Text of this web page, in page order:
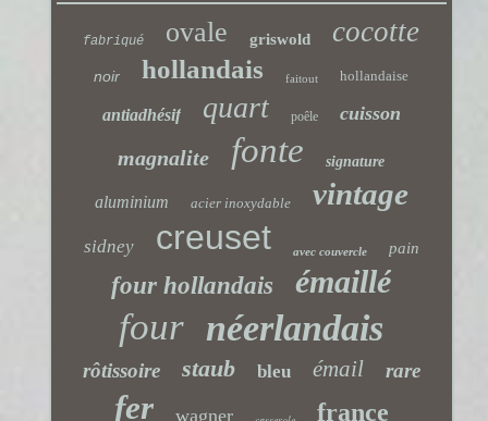
fabriqué ovale griswold cocotte
noir hollandais faitout hollandaise
antiadhésif quart poêle cuisson
magnalite fonte signature
aluminium acier inoxydable vintage
sidney creuset avec couvercle pain
four hollandais émaillé
four néerlandais
rôtissoire staub bleu émail rare
fer wagner france